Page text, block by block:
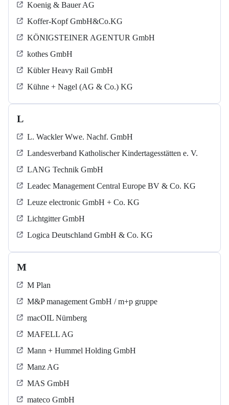
Koenig & Bauer AG
Koffer-Kopf GmbH&Co.KG
KÖNIGSTEINER AGENTUR GmbH
kothes GmbH
Kübler Heavy Rail GmbH
Kühne + Nagel (AG & Co.) KG
L
L. Wackler Wwe. Nachf. GmbH
Landesverband Katholischer Kindertagesstätten e. V.
LANG Technik GmbH
Leadec Management Central Europe BV & Co. KG
Leuze electronic GmbH + Co. KG
Lichtgitter GmbH
Logica Deutschland GmbH & Co. KG
M
M Plan
M&P management GmbH / m+p gruppe
macOIL Nürnberg
MAFELL AG
Mann + Hummel Holding GmbH
Manz AG
MAS GmbH
mateco GmbH